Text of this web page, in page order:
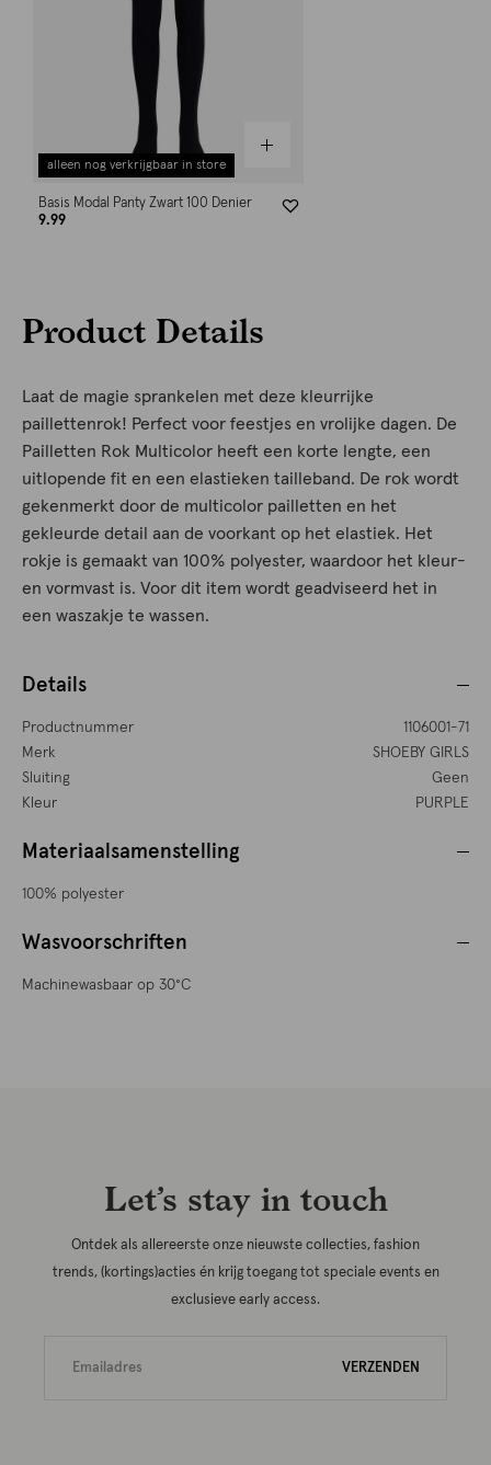
alleen nog verkrijgbaar in store
Basis Modal Panty Zwart 100 Denier
9.99
Product Details
Laat de magie sprankelen met deze kleurrijke
paillettenrok! Perfect voor feestjes en vrolijke dagen. De
Pailletten Rok Multicolor heeft een korte lengte, een
uitlopende fit en een elastieken tailleband. De rok wordt
gekenmerkt door de multicolor pailletten en het
gekleurde detail aan de voorkant op het elastiek. Het
rokje is gemaakt van 100% polyester, waardoor het kleur-
en vormvast is. Voor dit item wordt geadviseerd het in
een waszakje te wassen.
Details
Productnummer
1106001-71
Merk
SHOEBY GIRLS
Sluiting
Geen
Kleur
PURPLE
Materiaalsamenstelling
100% polyester
Wasvoorschriften
Machinewasbaar op 30°C
Let’s stay in touch
Ontdek als allereerste onze nieuwste collecties, fashion
trends, (kortings)acties én krijg toegang tot speciale events en
exclusieve early access.
VERZENDEN